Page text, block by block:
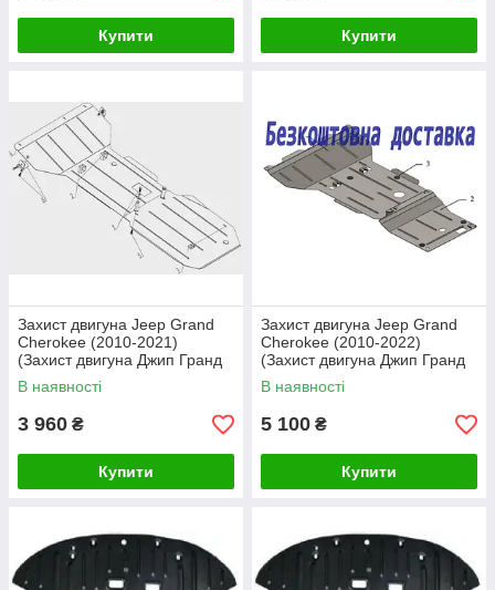
Купити Купити
Захист двигуна Jeep Grand
Cherokee (2010-2021)
(Захист двигуна Джип Гранд
Черокі) Автопристрій
В наявності
3 960 ₴
Купити
Захист двигуна Jeep Grand
Cherokee (2010-2022)
(Захист двигуна Джип Гранд
Черокі) Кольчуга
В наявності
5 100 ₴
Купити